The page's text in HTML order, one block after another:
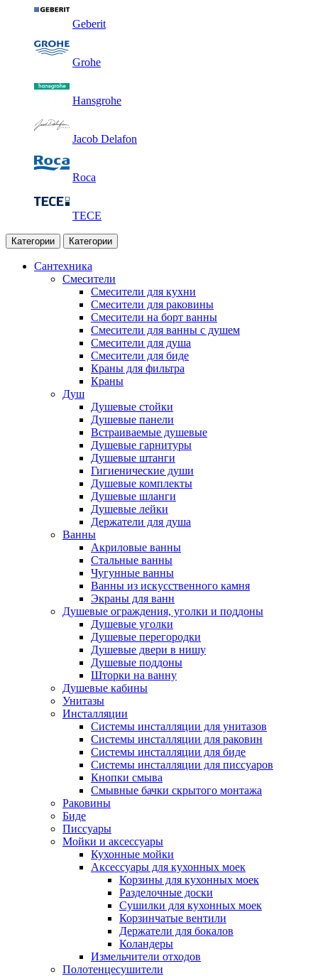
Geberit
Grohe
Hansgrohe
Jacob Delafon
Roca
TECE
Категории Категории
Сантехника
Смесители
Смесители для кухни
Смесители для раковины
Смесители на борт ванны
Смесители для ванны с душем
Смесители для душа
Смесители для биде
Краны для фильтра
Краны
Душ
Душевые стойки
Душевые панели
Встраиваемые душевые
Душевые гарнитуры
Душевые штанги
Гигиенические души
Душевые комплекты
Душевые шланги
Душевые лейки
Держатели для душа
Ванны
Акриловые ванны
Стальные ванны
Чугунные ванны
Ванны из искусственного камня
Экраны для ванн
Душевые ограждения, уголки и поддоны
Душевые уголки
Душевые перегородки
Душевые двери в нишу
Душевые поддоны
Шторки на ванну
Душевые кабины
Унитазы
Инсталляции
Системы инсталляции для унитазов
Системы инсталляции для раковин
Системы инсталляции для биде
Системы инсталляции для писсуаров
Кнопки смыва
Смывные бачки скрытого монтажа
Раковины
Биде
Писсуары
Мойки и аксессуары
Кухонные мойки
Аксессуары для кухонных моек
Корзины для кухонных моек
Разделочные доски
Сушилки для кухонных моек
Корзинчатые вентили
Держатели для бокалов
Коландеры
Измельчители отходов
Полотенцесушители